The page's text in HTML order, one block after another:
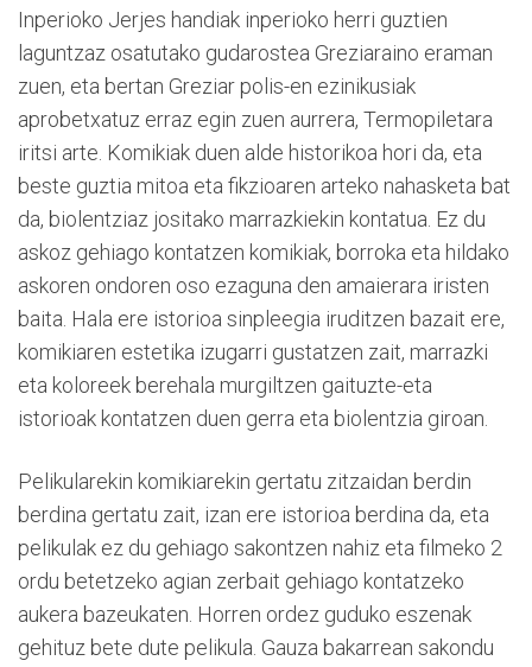
Inperioko Jerjes handiak inperioko herri guztien
laguntzaz osatutako gudarostea Greziaraino eraman
zuen, eta bertan Greziar polis-en ezinikusiak
aprobetxatuz erraz egin zuen aurrera, Termopiletara
iritsi arte. Komikiak duen alde historikoa hori da, eta
beste guztia mitoa eta fikzioaren arteko nahasketa bat
da, biolentziaz jositako marrazkiekin kontatua. Ez du
askoz gehiago kontatzen komikiak, borroka eta hildako
askoren ondoren oso ezaguna den amaierara iristen
baita. Hala ere istorioa sinpleegia iruditzen bazait ere,
komikiaren estetika izugarri gustatzen zait, marrazki
eta koloreek berehala murgiltzen gaituzte-eta
istorioak kontatzen duen gerra eta biolentzia giroan.
Pelikularekin komikiarekin gertatu zitzaidan berdin
berdina gertatu zait, izan ere istorioa berdina da, eta
pelikulak ez du gehiago sakontzen nahiz eta filmeko 2
ordu betetzeko agian zerbait gehiago kontatzeko
aukera bazeukaten. Horren ordez guduko eszenak
gehituz bete dute pelikula. Gauza bakarrean sakondu